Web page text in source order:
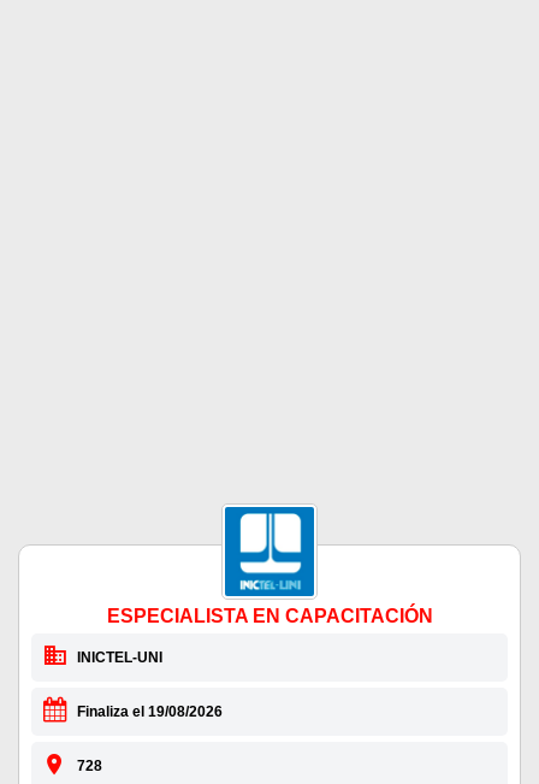
ESPECIALISTA EN CAPACITACIÓN
INICTEL-UNI
Finaliza el 19/08/2026
728